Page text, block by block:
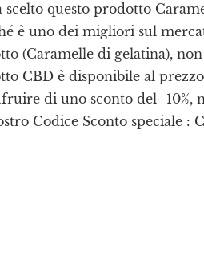
scelto questo prodotto
è uno dei migliori sul
(Caramelle di gelatina), non
CBD è disponibile al
di uno sconto del -10%,
Codice Sconto speciale :